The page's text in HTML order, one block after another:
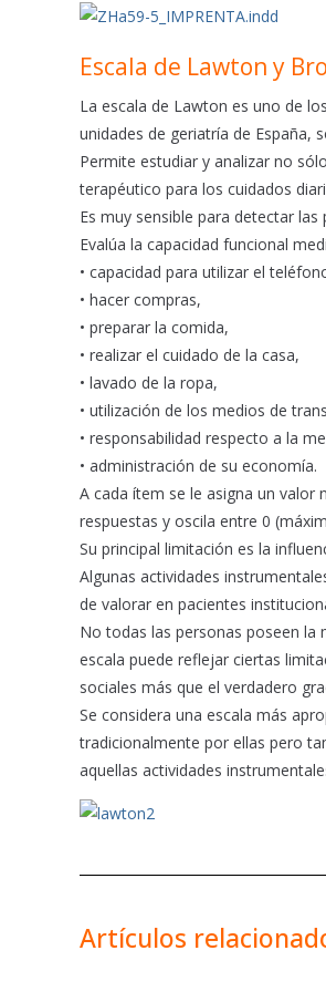
Escala de Lawton y
La escala de Lawton es uno de
unidades de geriatría de España,
Permite estudiar y analizar no
terapéutico para los cuidados
Es muy sensible para detectar
Evalúa la capacidad funcional
• capacidad para utilizar el
• hacer compras,
• preparar la comida,
• realizar el cuidado de la casa,
• lavado de la ropa,
• utilización de los medios de
• responsabilidad respecto a la
• administración de su economía.
A cada ítem se le asigna un valor
respuestas y oscila entre 0
Su principal limitación es la
Algunas actividades
de valorar en pacientes
No todas las personas poseen la
escala puede reflejar ciertas
sociales más que el verdadero
Se considera una escala más
tradicionalmente por ellas pero
aquellas actividades
Artículos